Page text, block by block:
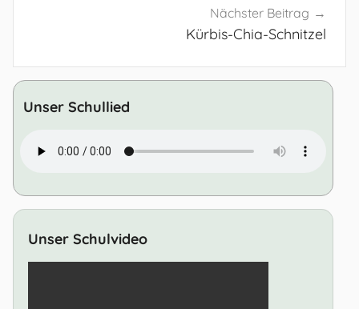
Nächster Beitrag
Kürbis-Chia-Schnitzel
Unser Schullied
Unser Schulvideo